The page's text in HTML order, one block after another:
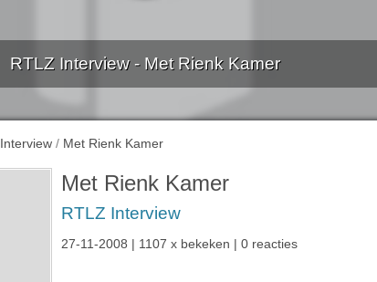
RTLZ Interview - Met Rienk Kamer
/ Met Rienk Kamer
Met Rienk Kamer
RTLZ Interview
27-11-2008 | 1107 x bekeken | 0 reacties